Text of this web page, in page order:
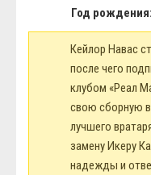
Год рождения:
Кейлор Навас
после чего
клубом «Реал
свою сборную в
лучшего
замену Икеру
надежды и